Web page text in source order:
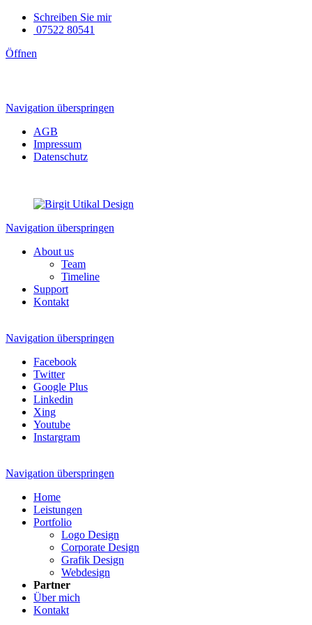
Schreiben Sie mir
07522 80541
Öffnen
Navigation überspringen
AGB
Impressum
Datenschutz
Navigation überspringen
About us
Team
Timeline
Support
Kontakt
Navigation überspringen
Facebook
Twitter
Google Plus
Linkedin
Xing
Youtube
Instargram
Navigation überspringen
Home
Leistungen
Portfolio
Logo Design
Corporate Design
Grafik Design
Webdesign
Partner
Über mich
Kontakt